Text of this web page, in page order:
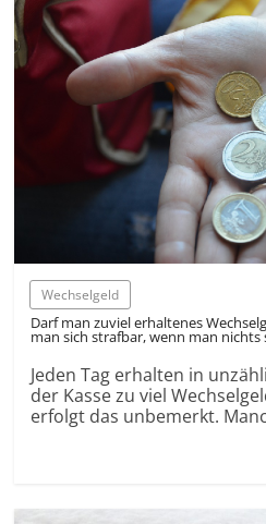
Wechselgeld
Darf man zuviel erhaltenes
man sich strafbar, wenn man nichts
Jeden Tag erhalten in
der Kasse zu viel
erfolgt das unbemerkt.